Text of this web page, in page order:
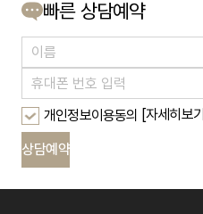
빠른 상담예약
개인정보이용동의 [자세히보
상담예약